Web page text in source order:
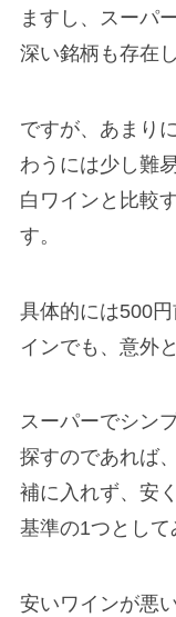
ますし、スーパ
深い銘柄も存在し
ですが、あまり
わうには少し難
白ワインと比較
す。
具体的には500
インでも、意外
スーパーでシン
探すのであれば
補に入れず、安
基準の1つとして
安いワインが悪